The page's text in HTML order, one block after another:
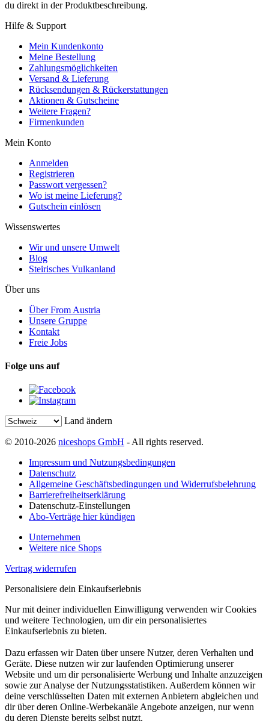
du direkt in der Produktbeschreibung.
Hilfe & Support
Mein Kundenkonto
Meine Bestellung
Zahlungsmöglichkeiten
Versand & Lieferung
Rücksendungen & Rückerstattungen
Aktionen & Gutscheine
Weitere Fragen?
Firmenkunden
Mein Konto
Anmelden
Registrieren
Passwort vergessen?
Wo ist meine Lieferung?
Gutschein einlösen
Wissenswertes
Wir und unsere Umwelt
Blog
Steirisches Vulkanland
Über uns
Über From Austria
Unsere Gruppe
Kontakt
Freie Jobs
Folge uns auf
Land ändern
© 2010-2026 niceshops GmbH - All rights reserved.
Impressum und Nutzungsbedingungen
Datenschutz
Allgemeine Geschäftsbedingungen und Widerrufsbelehrung
Barrierefreiheitserklärung
Datenschutz-Einstellungen
Abo-Verträge hier kündigen
Unternehmen
Weitere nice Shops
Vertrag widerrufen
Personalisiere dein Einkaufserlebnis
Nur mit deiner individuellen Einwilligung verwenden wir Cookies
und weitere Technologien, um dir ein personalisiertes
Einkaufserlebnis zu bieten.
Dazu erfassen wir Daten über unsere Nutzer, deren Verhalten und
Geräte. Diese nutzen wir zur laufenden Optimierung unserer
Website und um dir personalisierte Werbung und Inhalte anzuzeigen
sowie zur Analyse der Nutzungsstatistiken. Außerdem können wir
deine verschlüsselten Daten mit externen Anbietern abgleichen und
dir über deren Online-Werbekanäle Angebote anzeigen, nur wenn
du deren Dienste bereits selbst nutzt.